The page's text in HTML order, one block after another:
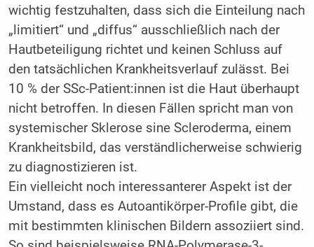
wichtig festzuhalten, dass sich die Einteilung nach
„limitiert“ und „diffus“ ausschließlich nach der
Hautbeteiligung richtet und keinen Schluss auf
den tatsächlichen Krankheitsverlauf zulässt. Bei
10 % der SSc-Patient:innen ist die Haut überhaupt
nicht betroffen. In diesen Fällen spricht man von
systemischer Sklerose sine Scleroderma, einem
Krankheitsbild, das verständlicherweise schwierig
zu diagnostizieren ist.
Ein vielleicht noch interessanterer Aspekt ist der
Umstand, dass es Autoantikörper-Profile gibt, die
mit bestimmten klinischen Bildern assoziiert sind.